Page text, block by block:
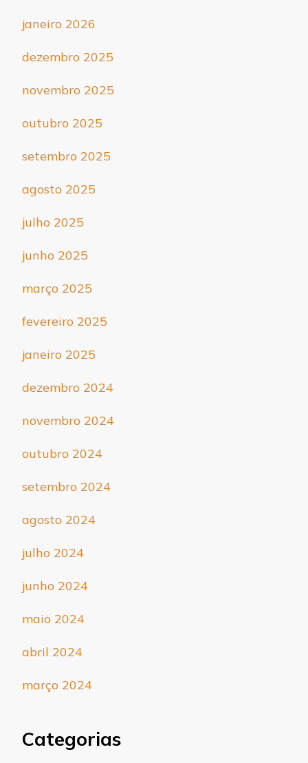
janeiro 2026
dezembro 2025
novembro 2025
outubro 2025
setembro 2025
agosto 2025
julho 2025
junho 2025
março 2025
fevereiro 2025
janeiro 2025
dezembro 2024
novembro 2024
outubro 2024
setembro 2024
agosto 2024
julho 2024
junho 2024
maio 2024
abril 2024
março 2024
Categorias